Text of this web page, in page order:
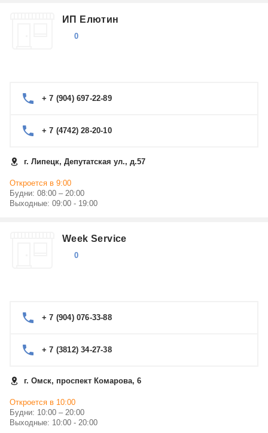
ИП Елютин
0
+ 7 (904) 697-22-89
+ 7 (4742) 28-20-10
г. Липецк, Депутатская ул., д.57
Откроется в 9:00
Будни: 08:00 – 20:00
Выходные: 09:00 - 19:00
Week Service
0
+ 7 (904) 076-33-88
+ 7 (3812) 34-27-38
г. Омск, проспект Комарова, 6
Откроется в 10:00
Будни: 10:00 – 20:00
Выходные: 10:00 - 20:00